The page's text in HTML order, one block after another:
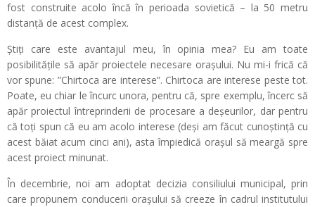
fost construite acolo încă în perioada sovietică – la 50 metru
distanță de acest complex.
Știți care este avantajul meu, în opinia mea? Eu am toate
posibilitățile să apăr proiectele necesare orașului. Nu mi-i frică că
vor spune: ”Chirtoca are interese”. Chirtoca are interese peste tot.
Poate, eu chiar le încurc unora, pentru că, spre exemplu, încerc să
apăr proiectul întreprinderii de procesare a deșeurilor, dar pentru
că toți spun că eu am acolo interese (deși am făcut cunoștință cu
acest băiat acum cinci ani), asta împiedică orașul să meargă spre
acest proiect minunat.
În decembrie, noi am adoptat decizia consiliului municipal, prin
care propunem conducerii orașului să creeze în cadrul institutului